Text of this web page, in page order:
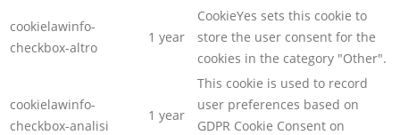
cookielawinfo-
checkbox-altro
1 year
CookieYes sets this cookie to
store the user consent for the
cookies in the category "Other".
cookielawinfo-
checkbox-analisi
1 year
This cookie is used to record
user preferences based on
GDPR Cookie Consent on